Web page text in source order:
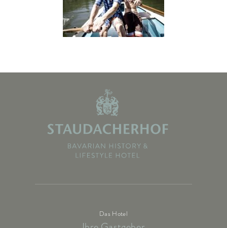
Das Hotel